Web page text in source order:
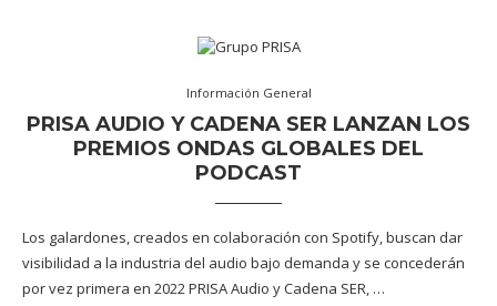
Información General
PRISA AUDIO Y CADENA SER LANZAN LOS
PREMIOS ONDAS GLOBALES DEL
PODCAST
Los galardones, creados en colaboración con Spotify, buscan dar
visibilidad a la industria del audio bajo demanda y se concederán
por vez primera en 2022 PRISA Audio y Cadena SER, …